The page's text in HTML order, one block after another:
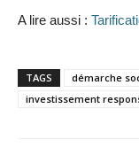
A lire aussi :
TAGS démarche
investissement